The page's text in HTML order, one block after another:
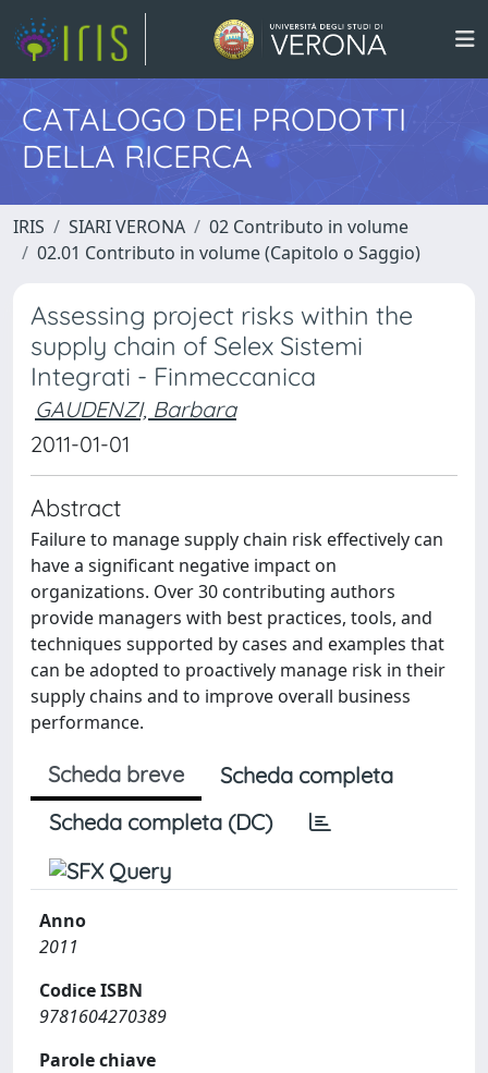
CATALOGO DEI PRODOTTI
DELLA RICERCA
IRIS SIARI VERONA
02 Contributo in volume
02.01 Contributo in volume (Capitolo o Saggio)
Assessing project risks within the
supply chain of Selex Sistemi
Integrati - Finmeccanica
GAUDENZI, Barbara
2011-01-01
Abstract
Failure to manage supply chain risk effectively can
have a significant negative impact on
organizations. Over 30 contributing authors
provide managers with best practices, tools, and
techniques supported by cases and examples that
can be adopted to proactively manage risk in their
supply chains and to improve overall business
performance.
Scheda breve
Scheda completa
Scheda completa (DC)
Anno
2011
Codice ISBN
9781604270389
Parole chiave